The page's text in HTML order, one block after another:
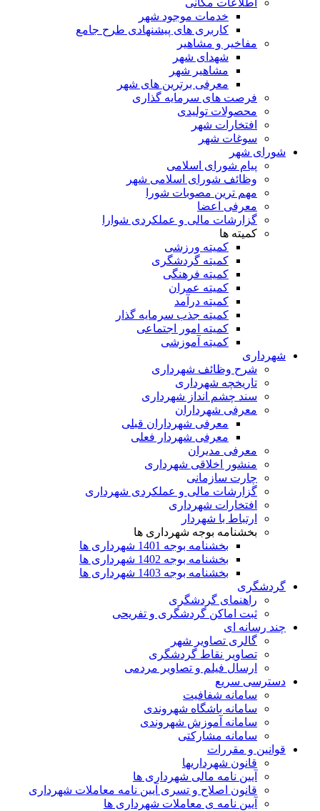
اطلاعات مکانی
خدمات موجود شهر
کاربری های پیشنهادی طرح جامع
مفاخیر و مشاهیر
شهدای شهر
مشاهیر شهر
معرفی برترین های شهر
فرصت های سرمایه گذاری
محصولات تولیدی
افتخارات شهر
سوغات شهر
شورای شهر
پیام شورای اسلامی
وظائف شورای اسلامی شهر
مهم ترین مصوبات شورا
معرفی اعضا
گزارشات مالی و عملکردی شوارا
کمیته ها
کمیته ورزشی
کمیته گردشگری
کمیته فرهنگی
کمیته عمران
کمیته درآمد
کمیته جذب سرمایه گذار
کمیته امور اجتماعی
کمیته آموزشی
شهرداری
شرح وظائف شهرداری
تاریخچه شهرداری
سند چشم انداز شهرداری
معرفی شهرداران
معرفی شهرداران قبلی
معرفی شهردار فعلی
معرفی مدیران
منشور اخلاقی شهرداری
چارت سازمانی
گزارشات مالی و عملکردی شهرداری
افتخارات شهرداری
ارتباط با شهردار
بخشنامه بوجه شهرداری ها
بخشنامه بوجه 1401 شهرداری ها
بخشنامه بوجه 1402 شهرداری ها
بخشنامه بوجه 1403 شهرداری ها
گردشگری
راهنمای گردشگری
ثبت اماکن گردشگری و تفریحی
چند رسانه ای
گالری تصاویر شهر
تصاویر نقاط گردشگری
ارسال فیلم و تصاویر مردمی
دسترسی سریع
سامانه شفافیت
سامانه باشگاه شهروندی
سامانه آموزش شهروندی
سامانه مشارکتی
قوانین و مقررات
قانون شهرداریها
آیین نامه مالی شهرداری ها
قانون اصلاح و تسری آیین نامه معاملات شهرداری
آیین نامه ی معاملات شهرداری ها